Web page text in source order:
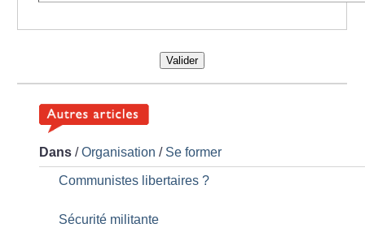
Valider
Dans /Organisation / Se former
Communistes libertaires ?
Sécurité militante